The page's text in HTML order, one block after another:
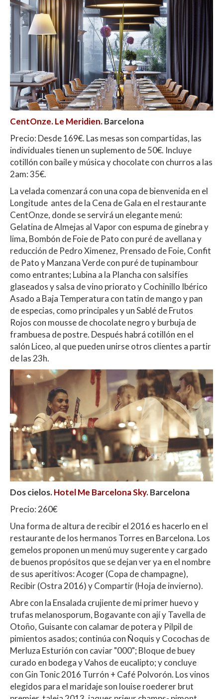
CentOnze. Le Meridien.Barcelona
Precio: Desde 169€. Las mesas son compartidas, las
individuales tienen un suplemento de 50€. Incluye
cotillón con baile y música y chocolate con churros a las
2am: 35€.
La velada comenzará con una copa de bienvenida en el
Longitude antes de la Cena de Gala en el restaurante
CentOnze, donde se servirá un elegante menú:
Gelatina de Almejas al Vapor con espuma de ginebra y
lima, Bombón de Foie de Pato con puré de avellana y
reducción de Pedro Ximenez, Prensado de Foie, Confit
de Pato y Manzana Verde con puré de tupinambour
como entrantes; Lubina a la Plancha con salsifíes
glaseados y salsa de vino priorato y Cochinillo Ibérico
Asado a Baja Temperatura con tatin de mango y pan
de especias, como principales y un Sablé de Frutos
Rojos con mousse de chocolate negro y burbuja de
frambuesa de postre. Después habrá cotillón en el
salón Liceo, al que pueden unirse otros clientes a partir
de las 23h.
Dos cielos.Hotel Me Barcelona Sky. Barcelona
Precio: 260€
Una forma de altura de recibir el 2016 es hacerlo en el
restaurante de los hermanos Torres en Barcelona. Los
gemelos proponen un menú muy sugerente y cargado
de buenos propósitos que se dejan ver ya en el nombre
de sus aperitivos: Acoger (Copa de champagne),
Recibir (Ostra 2016) y Compartir (Hoja de invierno).
Abre con la Ensalada crujiente de mi primer huevo y
trufas melanosporum, Bogavante con ají y Tavella de
Otoño, Guisante con calamar de potera y Pilpil de
pimientos asados; continúa con Ñoquis y Cocochas de
Merluza Esturión con caviar "000"; Bloque de buey
curado en bodega y Vahos de eucalipto; y concluye
con Gin Tonic 2016 Turrón + Café Polvorón. Los vinos
elegidos para el maridaje son louise roederer brut